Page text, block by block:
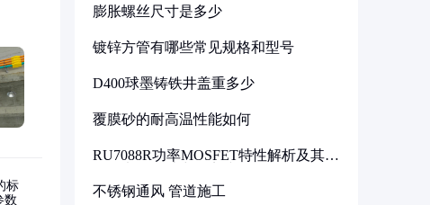
膨胀螺丝尺寸是多少
镀锌方管有哪些常见规格和型号
D400球墨铸铁井盖重多少
覆膜砂的耐高温性能如何
RU7088R功率MOSFET特性解析及其在
不锈钢通风 管道施工